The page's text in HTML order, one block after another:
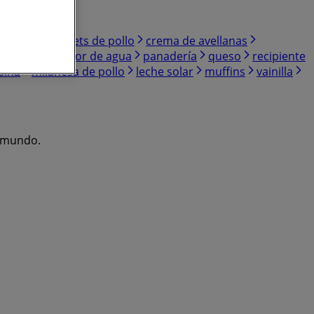
nuggets de pollo
crema de avellanas
dispensador de agua panadería queso
recipiente
milanesa de pollo leche solar muffins
vainilla